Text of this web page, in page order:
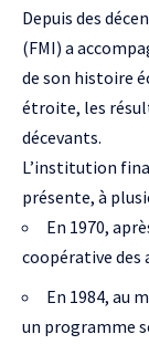
Depuis des
(FMI) a
de son histoire
étroite, les
décevants.
L’institution
présente, à
En 1970,
coopérative des
En 1984, au
un programme